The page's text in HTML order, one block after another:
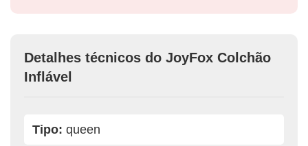
Detalhes técnicos do JoyFox Colchão
Inflável
Tipo: queen